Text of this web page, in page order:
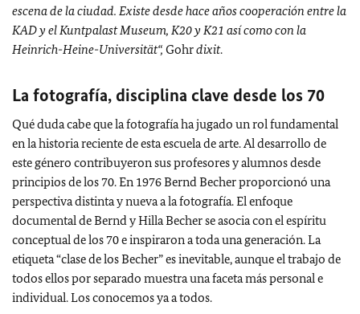
escena de la ciudad. Existe desde hace años cooperación entre la
KAD y el Kuntpalast Museum, K20 y K21 así como con la
Heinrich-Heine-Universität“, Gohrdixit.
La fotografía, disciplina clave desde los 70
Qué duda cabe que la fotografía ha jugado un rol fundamental
en la historia reciente de esta escuela de arte.Al desarrollo de
este género contribuyeron sus profesores y alumnos desde
principios de los 70.En 1976 Bernd Becher proporcionó una
perspectiva distinta y nueva a la fotografía. El enfoque
documental de Bernd y Hilla Becher se asocia con el espíritu
conceptual de los 70 e inspiraron a toda una generación. La
etiqueta “clase de los Becher” es inevitable, aunque el trabajo de
todos ellos por separado muestra una faceta más personal e
individual.Los conocemos ya a todos.